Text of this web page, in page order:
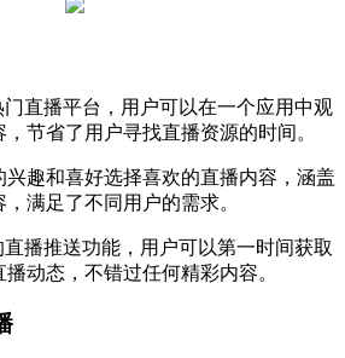
门直播平台，用户可以在一个应用中观
节省了用户寻找直播资源的时间。
兴趣和喜好选择喜欢的直播内容，涵盖
满足了不同用户的需求。
直播推送功能，用户可以第一时间获取
动态，不错过任何精彩内容。